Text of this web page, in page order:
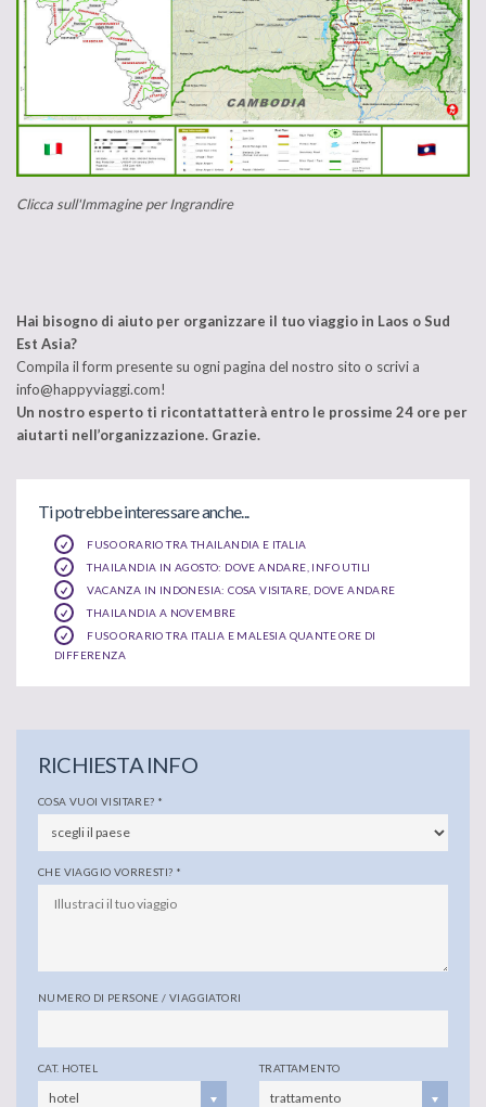
Clicca sull'Immagine per Ingrandire
Hai bisogno di aiuto per organizzare il tuo viaggio in Laos o Sud
Est Asia?
Compila il form presente su ogni pagina del nostro sito o scrivi a
info@happyviaggi.com!
Un nostro esperto ti ricontattatterà entro le prossime 24 ore per
aiutarti nell’organizzazione. Grazie.
Ti potrebbe interessare anche...
FUSO ORARIO TRA THAILANDIA E ITALIA
THAILANDIA IN AGOSTO: DOVE ANDARE, INFO UTILI
VACANZA IN INDONESIA: COSA VISITARE, DOVE ANDARE
THAILANDIA A NOVEMBRE
FUSO ORARIO TRA ITALIA E MALESIA QUANTE ORE DI
DIFFERENZA
RICHIESTA INFO
COSA VUOI VISITARE? *
CHE VIAGGIO VORRESTI? *
NUMERO DI PERSONE / VIAGGIATORI
CAT. HOTEL
hotel
TRATTAMENTO
trattamento